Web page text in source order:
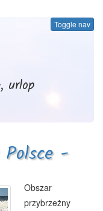
Toggle nav
urlop
-
Obszar
przybrzeżny